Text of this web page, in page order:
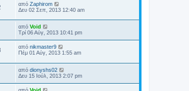
από Zaphirom
Δευ 02 Σεπ, 2013 12:40 am
από Void
Τρί 06 Αύγ, 2013 10:41 pm
από nikmaster9
Πέμ 01 Αύγ, 2013 1:55 am
από dionyshs02
Δευ 15 Ιούλ, 2013 2:07 pm